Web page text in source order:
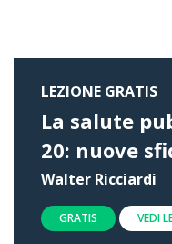
LEZIONE GRATIS
La salute
20: nuove
Walter Ricciardi
GRATIS VEDI